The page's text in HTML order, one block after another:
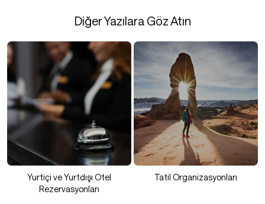
Diğer Yazılara Göz Atın
Yurtiçi ve Yurtdışı Otel
Rezervasyonları
Tatil Organizasyonları